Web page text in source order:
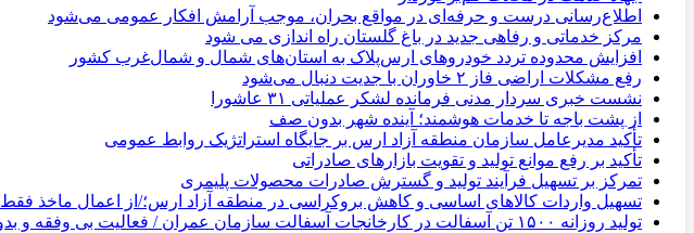
اطلاع‌رسانی درست و حرفه‌ای در مواقع بحران، موجب آرامش افکار عمومی می‌شود
مرکز خدماتی و رفاهی جدید در باغ گلستان راه اندازی می شود
افزایش محدوده تردد خودروهای ارس‌پلاک به استان‌های شمال و شمال‌غرب کشور
رفع مشکلات اراضی فاز ۲ خاوران با جدیت دنبال می‌شود
نشست خبری سردار مدنی فرمانده لشکر عملیاتی ۳۱ عاشورا
از پشت باجه تا خدمات هوشمند؛ آینده شهر بدون صف
تأکید مدیرعامل سازمان منطقه آزاد ارس بر جایگاه استراتژیک روابط عمومی
تأکید بر رفع موانع تولید و تقویت بازارهای صادراتی
تمرکز بر تسهیل فرآیند تولید و گسترش صادرات محصولات پلیمری
تسهیل واردات کالاهای اساسی و کاهش بروکراسی در منطقه آزاد ارس؛/از اعمال ماخذ فقط ۵ درصدی تا خدمات ویژه گمرکی خارج از نوبت
تولید روزانه ۱۵۰۰ تن آسفالت در کارخانجات آسفالت سازمان عمران / فعالیت بی وفقه و بدون تعطیلی کارکنان در این کارخانه